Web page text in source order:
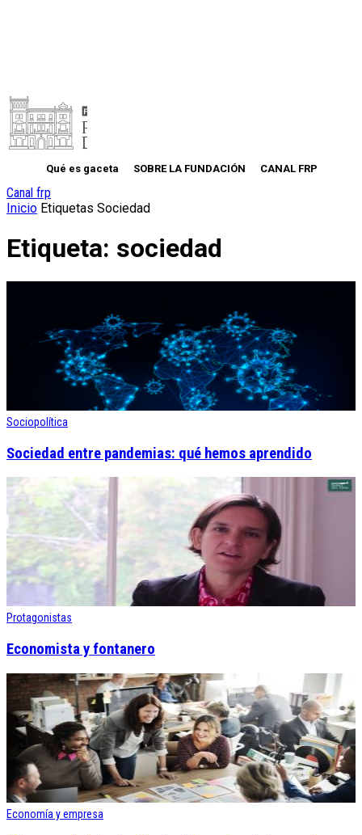
Qué es gaceta SOBRE LA FUNDACIÓN CANAL FRP
Canal frp
Inicio Etiquetas Sociedad
Etiqueta: sociedad
Sociopolítica
Sociedad entre pandemias: qué hemos aprendido
Protagonistas
Economista y fontanero
Economía y empresa